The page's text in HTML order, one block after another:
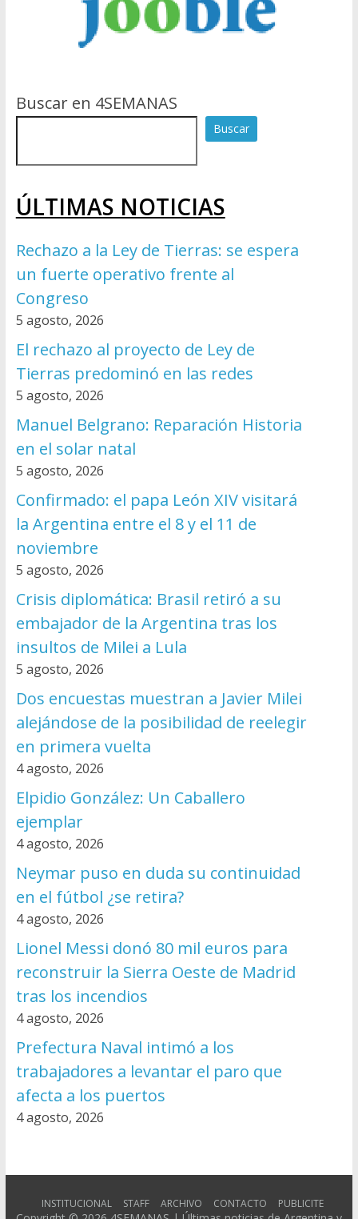
Buscar en 4SEMANAS
Buscar
ÚLTIMAS NOTICIAS
Rechazo a la Ley de Tierras: se espera
un fuerte operativo frente al
Congreso
5 agosto, 2026
El rechazo al proyecto de Ley de
Tierras predominó en las redes
5 agosto, 2026
Manuel Belgrano: Reparación Historia
en el solar natal
5 agosto, 2026
Confirmado: el papa León XIV visitará
la Argentina entre el 8 y el 11 de
noviembre
5 agosto, 2026
Crisis diplomática: Brasil retiró a su
embajador de la Argentina tras los
insultos de Milei a Lula
5 agosto, 2026
Dos encuestas muestran a Javier Milei
alejándose de la posibilidad de reelegir
en primera vuelta
4 agosto, 2026
Elpidio González: Un Caballero
ejemplar
4 agosto, 2026
Neymar puso en duda su continuidad
en el fútbol ¿se retira?
4 agosto, 2026
Lionel Messi donó 80 mil euros para
reconstruir la Sierra Oeste de Madrid
tras los incendios
4 agosto, 2026
Prefectura Naval intimó a los
trabajadores a levantar el paro que
afecta a los puertos
4 agosto, 2026
INSTITUCIONAL STAFF ARCHIVO CONTACTO PUBLICITE